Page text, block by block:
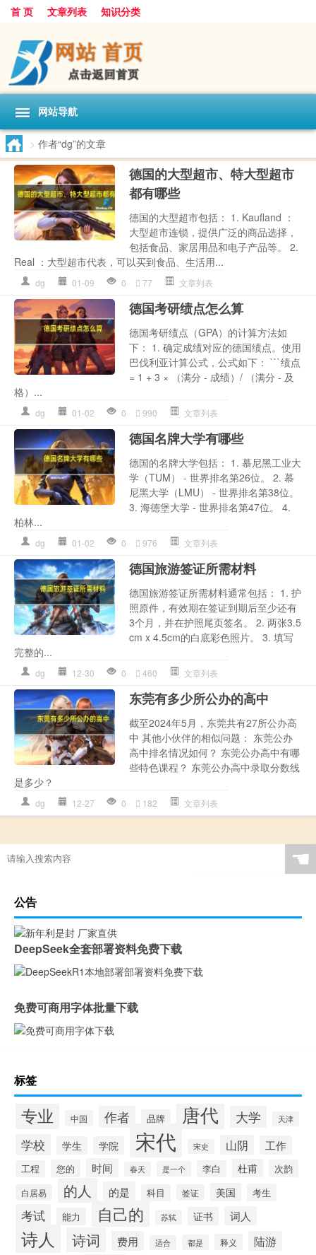
首 页 文章列表 知识分类
网站导航
> 作者“dg”的文章
德国的大型超市、特大型超市
都有哪些
德国的大型超市包括： 1. Kaufland ：
大型超市连锁，提供广泛的商品选择，
包括食品、家居用品和电子产品等。 2.
Real ：大型超市代表，可以买到食品、生活用...
dg 01-09 0 77 文章列表
德国考研绩点怎么算
德国考研绩点（GPA）的计算方法如
下： 1. 确定成绩对应的德国绩点。使用
巴伐利亚计算公式，公式如下： ```绩点
= 1 + 3 × （满分 - 成绩）/ （满分 - 及
格）...
dg 01-02 0 990 文章列表
德国名牌大学有哪些
德国的名牌大学包括： 1. 慕尼黑工业大
学（TUM） - 世界排名第26位。 2. 慕
尼黑大学（LMU） - 世界排名第38位。
3. 海德堡大学 - 世界排名第47位。 4.
柏林...
dg 01-02 0 976 文章列表
德国旅游签证所需材料
德国旅游签证所需材料通常包括： 1. 护
照原件，有效期在签证到期后至少还有
3个月，并在护照尾页签名。 2. 两张3.5
cm x 4.5cm的白底彩色照片。 3. 填写
完整的...
dg 12-30 0 460 文章列表
东莞有多少所公办的高中
截至2024年5月，东莞共有27所公办高
中 其他小伙伴的相似问题： 东莞公办
高中排名情况如何？ 东莞公办高中有哪
些特色课程？ 东莞公办高中录取分数线
是多少？
dg 12-27 0 182 文章列表
☚
公告
DeepSeek全套部署资料免费下载
免费可商用字体批量下载
标签
专业 中国 作者 品牌 唐代 大学 天津
学校 学生 学院 宋代 宋史 山阴 工作
工程 您的 时间 春天 是一个 李白 杜甫 次韵
白居易 的人 的是 科目 签证 美国 考生
考试 能力 自己的 苏轼 证书 词人
诗人 诗词 费用 适合 都是 释义 陆游